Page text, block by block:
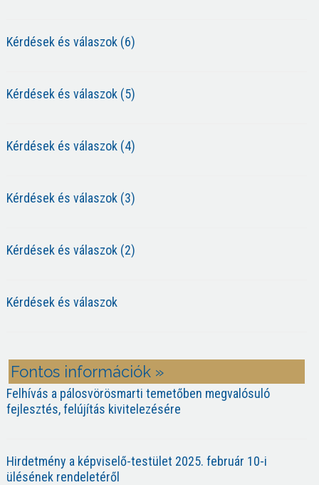
Kérdések és válaszok (6)
Kérdések és válaszok (5)
Kérdések és válaszok (4)
Kérdések és válaszok (3)
Kérdések és válaszok (2)
Kérdések és válaszok
Fontos információk »
Felhívás a pálosvörösmarti temetőben megvalósuló
fejlesztés, felújítás kivitelezésére
Hirdetmény a képviselő-testület 2025. február 10-i
ülésének rendeletéről